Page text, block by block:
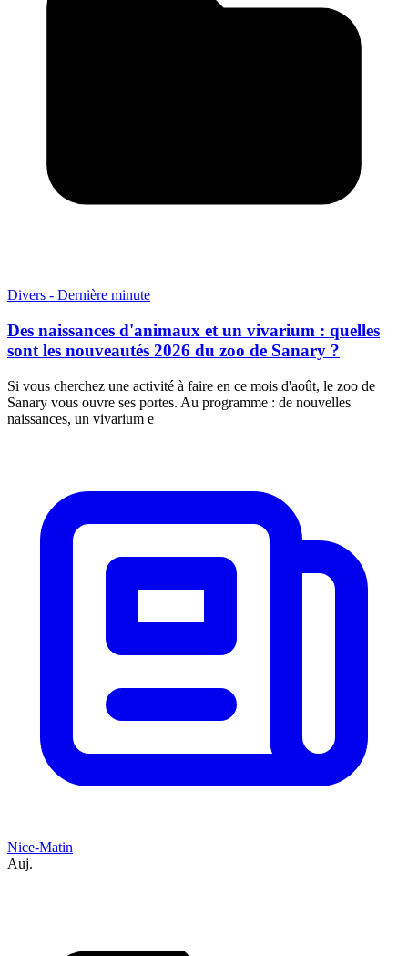
Divers - Dernière minute
Des naissances d'animaux et un vivarium : quelles
sont les nouveautés 2026 du zoo de Sanary ?
Si vous cherchez une activité à faire en ce mois d'août, le zoo de
Sanary vous ouvre ses portes. Au programme : de nouvelles
naissances, un vivarium e
Nice-Matin
Auj.